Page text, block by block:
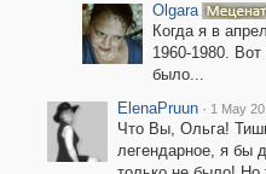
Olgara
Когда я в
1960-1980.
было...
ElenaPruun · 1 May
Что Вы, Ольга!
легендарное, я бы